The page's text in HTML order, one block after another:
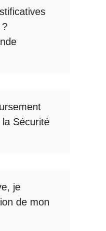
?
Sécurité
je
de mon